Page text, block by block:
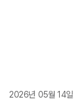
2026년 05월 14일